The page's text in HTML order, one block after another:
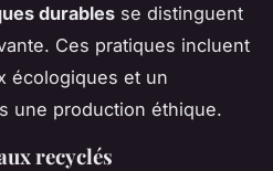
durables se distinguent
Ces pratiques incluent
écologiques et un
une production éthique.
recyclés